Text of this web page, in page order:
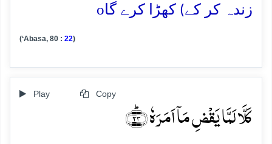
زندہ کر کے) کھڑا کرے گاo
(‘Abasa, 80 : 22)
Play Copy
کَلَّا لَمَّا یَقۡضِ مَاۤ اَمَرَہٗ ﴿ؕ۲۳﴾